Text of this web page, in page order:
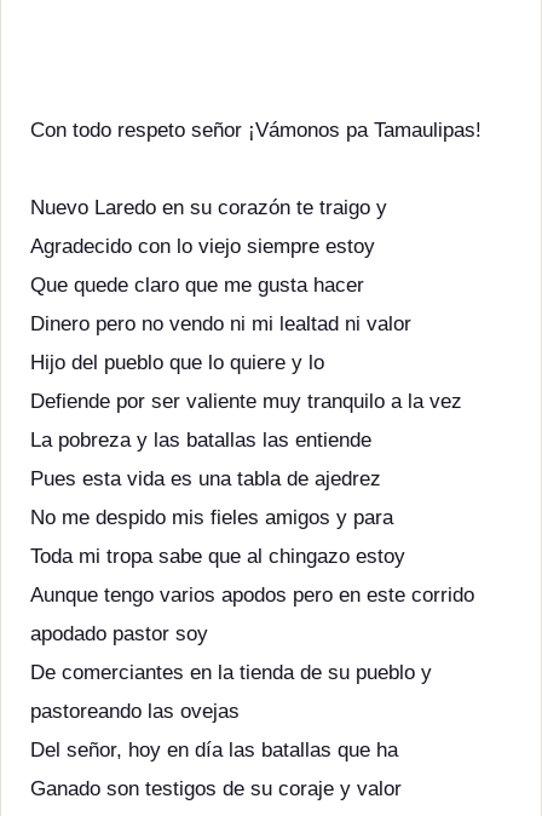
Con todo respeto señor ¡Vámonos pa Tamaulipas!
Nuevo Laredo en su corazón te traigo y
Agradecido con lo viejo siempre estoy
Que quede claro que me gusta hacer
Dinero pero no vendo ni mi lealtad ni valor
Hijo del pueblo que lo quiere y lo
Defiende por ser valiente muy tranquilo a la vez
La pobreza y las batallas las entiende
Pues esta vida es una tabla de ajedrez
No me despido mis fieles amigos y para
Toda mi tropa sabe que al chingazo estoy
Aunque tengo varios apodos pero en este corrido
apodado pastor soy
De comerciantes en la tienda de su pueblo y
pastoreando las ovejas
Del señor, hoy en día las batallas que ha
Ganado son testigos de su coraje y valor